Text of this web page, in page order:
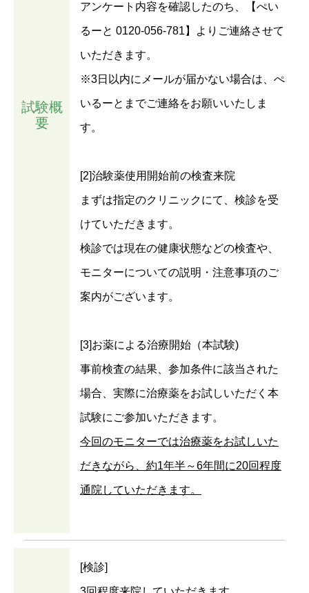
試験概
要
アンケート内容を確認したのち、【ぺい
るーと 0120-056-781】よりご連絡させて
いただきます。
※3日以内にメールが届かない場合は、ぺ
いるーとまでご連絡をお願いいたしま
す。
[2]治験薬使用開始前の検査来院
まずは指定のクリニックにて、検診を受
けていただきます。
検診では現在の健康状態などの検査や、
モニターについての説明・注意事項のご
案内がございます。
[3]お薬による治療開始（本試験)
事前検査の結果、参加条件に該当された
場合、実際に治療薬をお試しいただく本
試験にご参加いただきます。
今回のモニターでは治療薬をお試しいた
だきながら、約1年半～6年間に20回程度
通院していただきます。
[検診]